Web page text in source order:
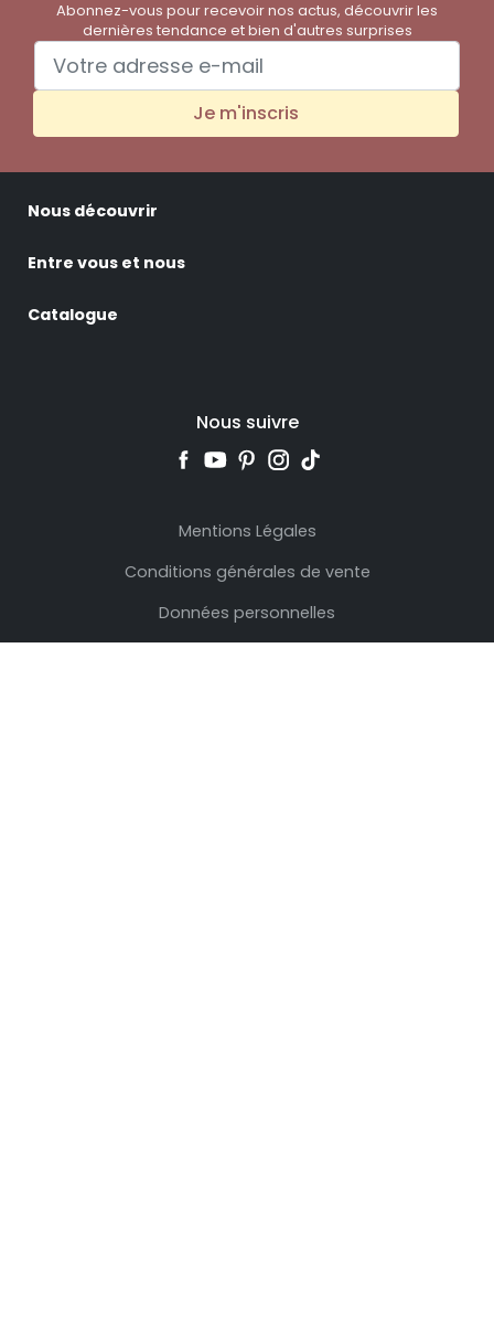
Abonnez-vous pour recevoir nos actus, découvrir les
dernières tendance et bien d'autres surprises
Je m'inscris
Nous découvrir
Entre vous et nous
Catalogue
Nous suivre
Mentions Légales
Conditions générales de vente
Données personnelles